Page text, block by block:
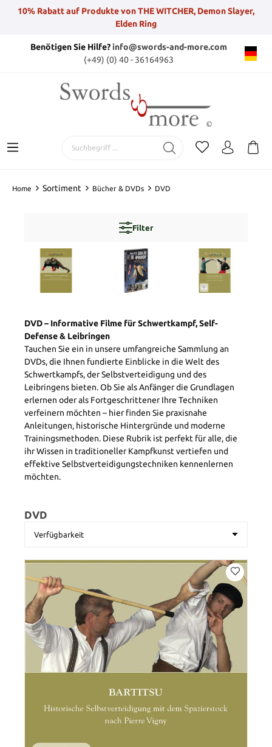
10% Rabatt auf Produkte von THE WITCHER, Demon Slayer,
Elden Ring
Benötigen Sie Hilfe?info@swords-and-more.com
(+49) (0) 40 - 36164963
Home Sortiment Bücher & DVDs DVD
Filter
DVD – Informative Filme für Schwertkampf, Self-
Defense & Leibringen
Tauchen Sie ein in unsere umfangreiche Sammlung an
DVDs, die Ihnen fundierte Einblicke in die Welt des
Schwertkampfs, der Selbstverteidigung und des
Leibringens bieten. Ob Sie als Anfänger die Grundlagen
erlernen oder als Fortgeschrittener Ihre Techniken
verfeinern möchten – hier finden Sie praxisnahe
Anleitungen, historische Hintergründe und moderne
Trainingsmethoden. Diese Rubrik ist perfekt für alle, die
ihr Wissen in traditioneller Kampfkunst vertiefen und
effektive Selbstverteidigungstechniken kennenlernen
möchten.
DVD